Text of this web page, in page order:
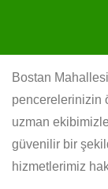
Bostan
pencerelerinizin
uzman
güvenilir bir
hizmetlerimiz